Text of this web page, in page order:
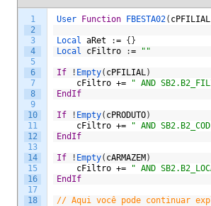
1
2
3
4
5
6
7
8
9
10
11
12
13
14
15
16
17
18
User Function FBESTA02( cPFILIAL
Local aRet := {}
Local cFiltro := ""
If ! Empty( cPFILIAL )
cFiltro += " AND
EndIf
If ! Empty( cPRODUTO)
cFiltro += " AND
EndIf
If ! Empty( cARMAZEM)
cFiltro += " AND
EndIf
// Aqui você pode continuar